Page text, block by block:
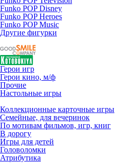
Funko POP Disney
Funko POP Heroes
Funko POP Music
Другие фигурки
Герои игр
Герои кино, м/ф
Прочие
Настольные игры
Коллекционные карточные игры
Семейные, для вечеринок
По мотивам фильмов, игр, книг
В дорогу
Игры для детей
Головоломки
Атрибутика